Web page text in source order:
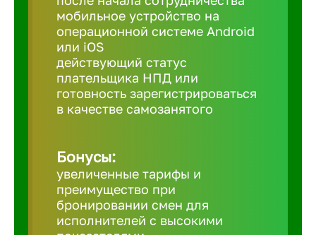
Бирск
мобильное устройство на
операционной системе Android
или iOS
действующий статус
плательщика НПД или
готовность зарегистрироваться
в качестве самозанятого
Бонусы:
увеличенные тарифы и
преимущество при
бронировании смен для
исполнителей с высокими